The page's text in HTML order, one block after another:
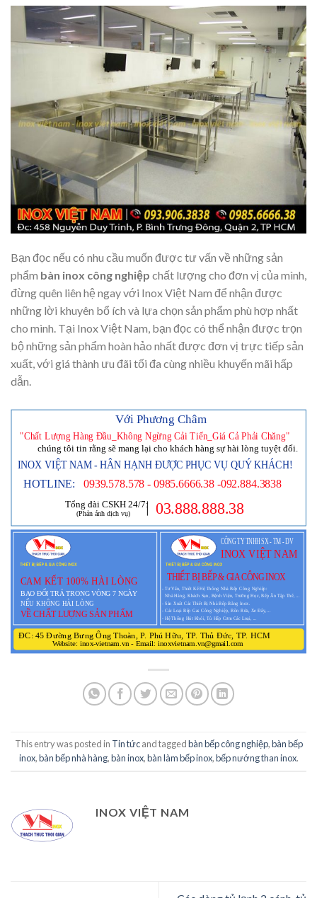
Bạn đọc nếu có nhu cầu muốn được tư vấn về những sản
phẩm bàn inox công nghiệp chất lượng cho đơn vị của mình,
đừng quên liên hệ ngay với Inox Việt Nam để nhận được
những lời khuyên bổ ích và lựa chọn sản phẩm phù hợp nhất
cho mình. Tại Inox Việt Nam, bạn đọc có thể nhận được trọn
bộ những sản phẩm hoàn hảo nhất được đơn vị trực tiếp sản
xuất, với giá thành ưu đãi tối đa cùng nhiều khuyến mãi hấp
dẫn.
This entry was posted in Tin tứcand taggedbàn bếp công nghiệp,bàn bếp
inox,bàn bếp nhà hàng,bàn inox,bàn làm bếp inox,bếp nướng than inox.
INOX VIỆT NAM